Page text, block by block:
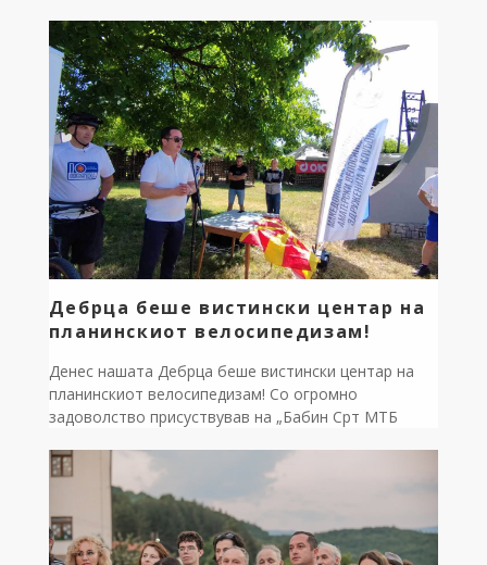
Сите наши 17 првачиња добија прекрасни, целосно
опремени училишни ранчиња со сиот потребен
прибор за успешен старт на нивната најубава
животна авантура! Ова е дело на г-дин Драган
Капинков, наш иселеник по потекло од битолско
Цапари […]
Дебрца беше вистински центар на
планинскиот велосипедизам!
Денес нашата Дебрца беше вистински центар на
планинскиот велосипедизам! Со огромно
задоволство присуствував на „Бабин Срт МТБ
прекрасна природа како врвна дестинација за
авантуристички и еко-туризам. Наместо
очекуваните 100, пречекавме дури 178
велосипедисти од целата држава кои уживаа во
возењето по патеката Лактиње – Годивје –